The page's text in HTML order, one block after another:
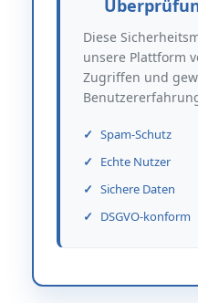
Diese
unsere Plattform
Zugriffen und
Spam-Schutz
Echte Nutzer
Sichere Daten
DSGVO-konform